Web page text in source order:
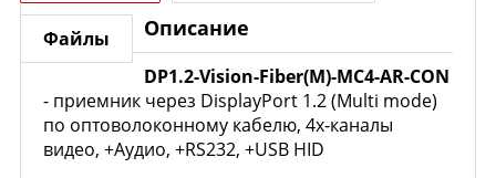
Файлы Описание
DP1.2-Vision-Fiber(M)-MC4-AR-CON
- приемник через DisplayPort 1.2 (Multi mode)
по оптоволоконному кабелю, 4х-каналы
видео, +Аудио, +RS232, +USB HID